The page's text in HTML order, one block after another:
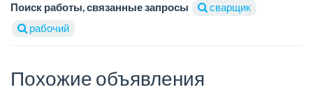
Поиск работы, связанные запросы
сварщик
рабочий
Похожие объявления